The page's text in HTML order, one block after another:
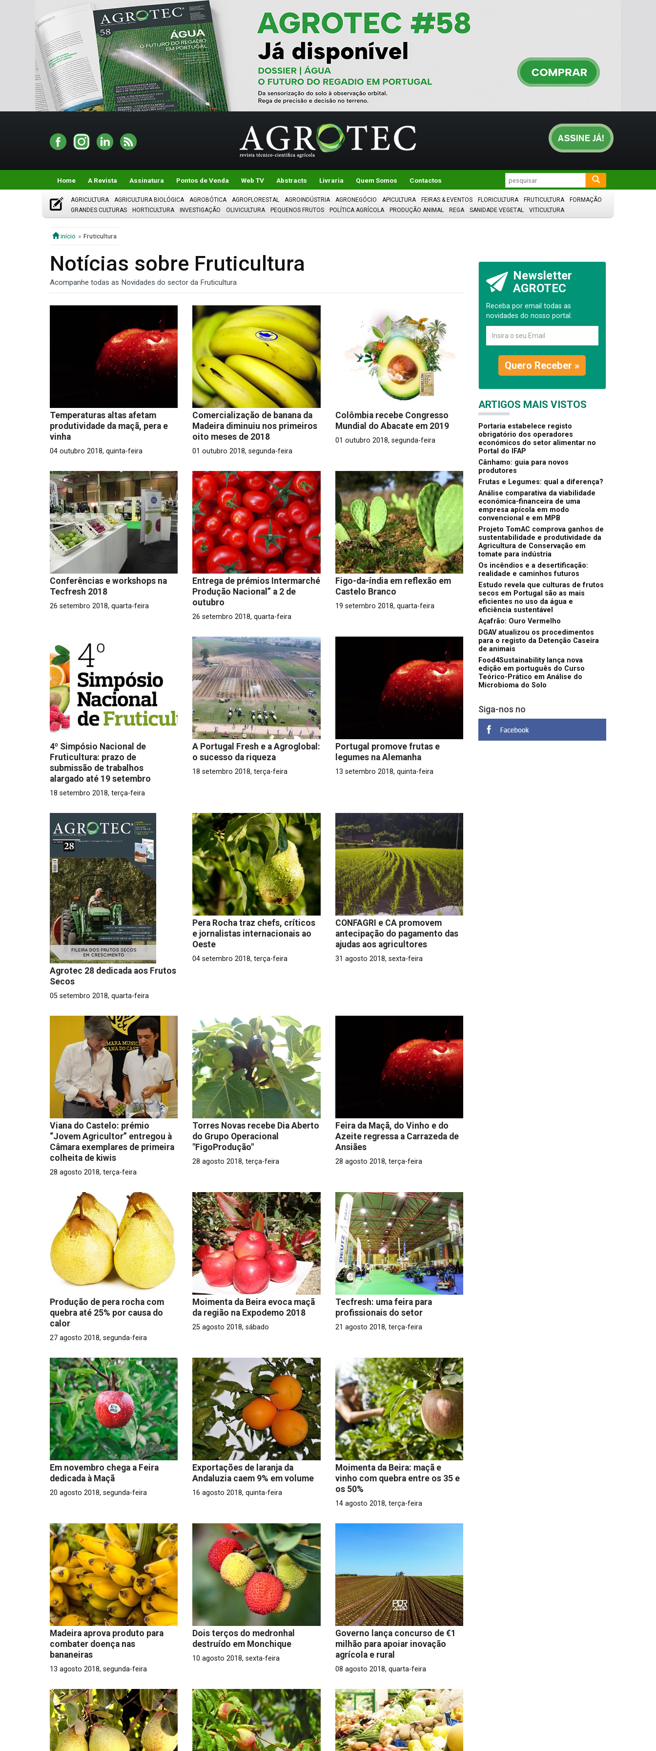
Home A Revista Assinatura Pontos de Venda Web TV Abstracts Livraria Quem Somos Contactos
AGRICULTURA AGRICULTURA BIOLÓGICA AGROBÓTICA AGROFLORESTAL AGROINDÚSTRIA AGRONEGÓCIO APICULTURA FEIRAS & EVENTOS FLORICULTURA FRUTICULTURA
FORMAÇÃO
GRANDES CULTURAS
HORTICULTURA INVESTIGAÇÃO OLIVICULTURA PEQUENOS FRUTOS POLÍTICA AGRÍCOLA PRODUÇÃO ANIMAL REGA SANIDADE VEGETAL VITICULTURA
início Fruticultura
Notícias sobre Fruticultura
Acompanhe todas as Novidades do sector da Fruticultura
Temperaturas altas afetam
produtividade da maçã, pera e
vinha
04 outubro 2018, quinta-feira
Comercialização de banana da
Madeira diminuiu nos primeiros
oito meses de 2018
01 outubro 2018, segunda-feira
Colômbia recebe Congresso
Mundial do Abacate em 2019
01 outubro 2018, segunda-feira
Conferências e workshops na
Tecfresh 2018
26 setembro 2018, quarta-feira
Entrega de prémios Intermarché
Produção Nacional” a 2 de
outubro
26 setembro 2018, quarta-feira
Figo-da-índia em reflexão em
Castelo Branco
19 setembro 2018, quarta-feira
4º Simpósio Nacional de
Fruticultura: prazo de
submissão de trabalhos
alargado até 19 setembro
18 setembro 2018, terça-feira
A Portugal Fresh e a Agroglobal:
o sucesso da riqueza
18 setembro 2018, terça-feira
Portugal promove frutas e
legumes na Alemanha
13 setembro 2018, quinta-feira
Agrotec 28 dedicada aos Frutos
Secos
05 setembro 2018, quarta-feira
Pera Rocha traz chefs, críticos
e jornalistas internacionais ao
Oeste
04 setembro 2018, terça-feira
CONFAGRI e CA promovem
antecipação do pagamento das
ajudas aos agricultores
31 agosto 2018, sexta-feira
Viana do Castelo: prémio
“Jovem Agricultor” entregou à
Câmara exemplares de primeira
colheita de kiwis
28 agosto 2018, terça-feira
Torres Novas recebe Dia Aberto
do Grupo Operacional
"FigoProdução"
28 agosto 2018, terça-feira
Feira da Maçã, do Vinho e do
Azeite regressa a Carrazeda de
Ansiães
28 agosto 2018, terça-feira
Produção de pera rocha com
quebra até 25% por causa do
calor
27 agosto 2018, segunda-feira
Moimenta da Beira evoca maçã
da região na Expodemo 2018
25 agosto 2018, sábado
Tecfresh: uma feira para
profissionais do setor
21 agosto 2018, terça-feira
Em novembro chega a Feira
dedicada à Maçã
20 agosto 2018, segunda-feira
Exportações de laranja da
Andaluzia caem 9% em volume
16 agosto 2018, quinta-feira
Moimenta da Beira: maçã e
vinho com quebra entre os 35 e
os 50%
14 agosto 2018, terça-feira
Madeira aprova produto para
combater doença nas
bananeiras
13 agosto 2018, segunda-feira
Dois terços do medronhal
destruído em Monchique
10 agosto 2018, sexta-feira
Governo lança concurso de €1
milhão para apoiar inovação
agrícola e rural
08 agosto 2018, quarta-feira
Newsletter
AGROTEC
Receba por email todas as
novidades do nosso portal.
Quero Receber »
ARTIGOS MAIS VISTOS
Portaria estabelece registo
obrigatório dos operadores
económicos do setor alimentar no
Portal do IFAP
Cânhamo: guia para novos
produtores
Frutas e Legumes: qual a diferença?
Análise comparativa da viabilidade
económica-financeira de uma
empresa apícola em modo
convencional e em MPB
Projeto TomAC comprova ganhos de
sustentabilidade e produtividade da
Agricultura de Conservação em
tomate para indústria
Os incêndios e a desertificação:
realidade e caminhos futuros
Estudo revela que culturas de frutos
secos em Portugal são as mais
eficientes no uso da água e
eficiência sustentável
Açafrão: Ouro Vermelho
DGAV atualizou os procedimentos
para o registo da Detenção Caseira
de animais
Food4Sustainability lança nova
edição em português do Curso
Teórico-Prático em Análise do
Microbioma do Solo
Siga-nos no